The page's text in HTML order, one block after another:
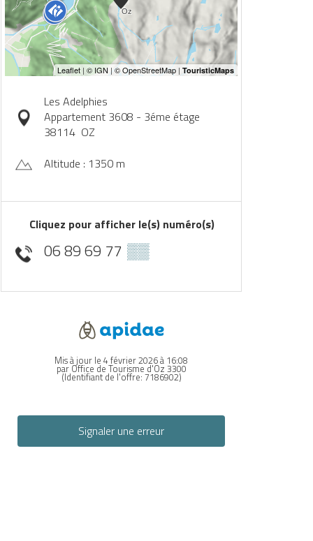
Les Adelphies
Appartement 3608 - 3éme étage
38114 OZ
Altitude : 1350 m
Cliquez pour afficher le(s) numéro(s)
06 89 69 77 ▒▒
Mis à jour le 4 février 2026 à 16:08
par Office de Tourisme d'Oz 3300
(Identifiant de l'offre:7186902)
Signaler une erreur